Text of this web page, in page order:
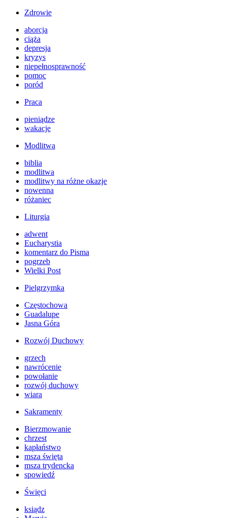
Zdrowie
aborcja
ciąża
depresja
kryzys
niepełnosprawność
pomoc
poród
Praca
pieniądze
wakacje
Modlitwa
biblia
modlitwa
modlitwy na różne okazje
nowenna
różaniec
Liturgia
adwent
Eucharystia
komentarz do Pisma
pogrzeb
Wielki Post
Pielgrzymka
Częstochowa
Guadalupe
Jasna Góra
Rozwój Duchowy
grzech
nawrócenie
powołanie
rozwój duchowy
wiara
Sakramenty
Bierzmowanie
chrzest
kapłaństwo
msza święta
msza trydencka
spowiedź
Święci
ksiądz